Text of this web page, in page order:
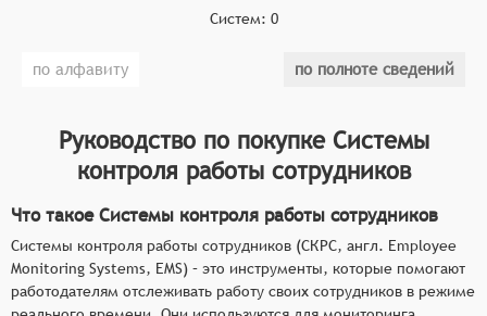
предотвращения утечек конфиденциальной
решений при управлении персоналом.
определяет конкретные функциональные критерии
для систем. Основные функциональные
возможности Систем контроля работы сотрудников,
которым должны соответствовать программные
Мониторинг активности сотрудников на
рабочих местах.
Систем: 0
по алфавиту по полноте сведений
Руководство по покупке Системы
контроля работы сотрудников
Что такое Системы контроля работы сотрудников
Системы контроля работы сотрудников (СКРС, англ. Employee
Monitoring Systems, EMS) – это инструменты, которые помогают
работодателям отслеживать работу своих сотрудников в режиме